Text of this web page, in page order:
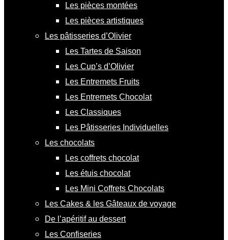
Les pièces montées
Les pièces artistiques
Les pâtisseries d’Olivier
Les Tartes de Saison
Les Cup’s d’Olivier
Les Entremets Fruits
Les Entremets Chocolat
Les Classiques
Les Pâtisseries Individuelles
Les chocolats
Les coffrets chocolat
Les étuis chocolat
Les Mini Coffrets Chocolats
Les Cakes & les Gâteaux de voyage
De l’apéritif au dessert
Les Confiseries